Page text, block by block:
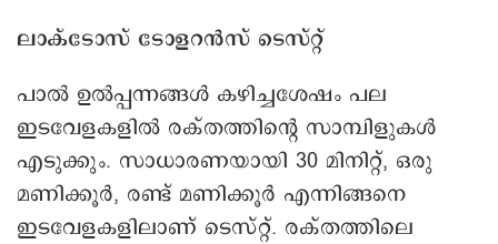
ലാക്ടോസ് ടോളറൻസ് ടെസ്റ്റ്
പാല്‍ ഉല്‍പ്പന്നങ്ങള്‍ കഴിച്ചശേഷം പല
ഇടവേളകളിൽ രക്തത്തിന്റെ സാമ്പിളുകൾ
എടുക്കും. സാധാരണയായി 30 മിനിറ്റ്, ഒരു
മണിക്കൂർ, രണ്ട് മണിക്കൂർ എന്നിങ്ങനെ
ഇടവേളകളിലാണ് ടെസ്റ്റ്. രക്തത്തിലെ